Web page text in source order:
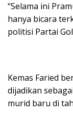
“Selama ini
hanya bicara
politisi Partai
Kemas Faried
dijadikan
murid baru di